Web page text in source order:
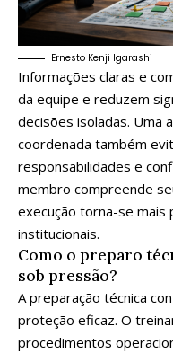
Ernesto Kenji Igarashi
Informações claras e
da equipe e reduzem
decisões isoladas. Uma
coordenada também
responsabilidades e
membro compreende
execução torna-se mais
institucionais.
Como o preparo
sob pressão?
A preparação técnica
proteção eficaz. O
procedimentos